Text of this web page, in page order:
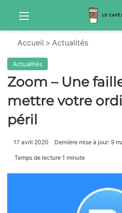
Menu
Accueil > Actualités
Actualités
Zoom – Une
mettre votre
péril
17 avril 2020 Dernière mise à jour: 9
Temps de lecture 1 minute